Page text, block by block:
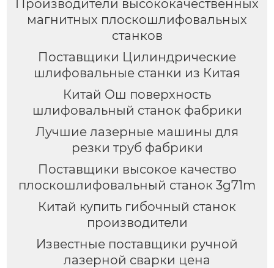
Производители высококачественных
магнитных плоскошлифовальных
станков
Поставщики Цилиндрические
шлифовальные станки из Китая
Китай Ош поверхность
шлифовальный станок фабрики
Лучшие лазерные машины для
резки труб фабрики
Поставщики высокое качество
плоскошлифовальный станок 3g71m
Китай купить гибочный станок
производители
Известные поставщики ручной
лазерной сварки цена